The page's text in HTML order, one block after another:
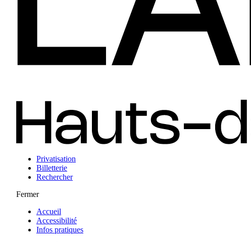
Privatisation
Billetterie
Rechercher
Fermer
Accueil
Accessibilité
Infos pratiques